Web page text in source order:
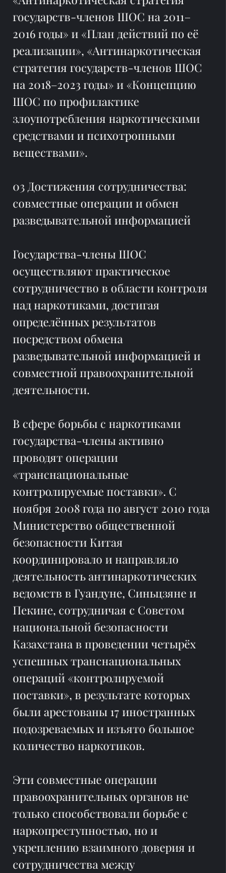
государств-членов ШОС на 2011–
2016 годы» и «План действий по её
реализации», «Антинаркотическая
стратегия государств-членов ШОС
на 2018–2023 годы» и «Концепцию
ШОС по профилактике
злоупотребления наркотическими
средствами и психотропными
веществами».
03 Достижения сотрудничества:
совместные операции и обмен
разведывательной информацией
Государства-члены ШОС
осуществляют практическое
сотрудничество в области контроля
над наркотиками, достигая
определённых результатов
посредством обмена
разведывательной информацией и
совместной правоохранительной
деятельности.
В сфере борьбы с наркотиками
государства-члены активно
проводят операции
«транснациональные
контролируемые поставки». С
ноября 2008 года по август 2010 года
Министерство общественной
безопасности Китая
координировало и направляло
деятельность антинаркотических
ведомств в Гуандуне, Синьцзяне и
Пекине, сотрудничая с Советом
национальной безопасности
Казахстана в проведении четырёх
успешных транснациональных
операций «контролируемой
поставки», в результате которых
были арестованы 17 иностранных
подозреваемых и изъято большое
количество наркотиков.
Эти совместные операции
правоохранительных органов не
только способствовали борьбе с
наркопреступностью, но и
укреплению взаимного доверия и
сотрудничества между